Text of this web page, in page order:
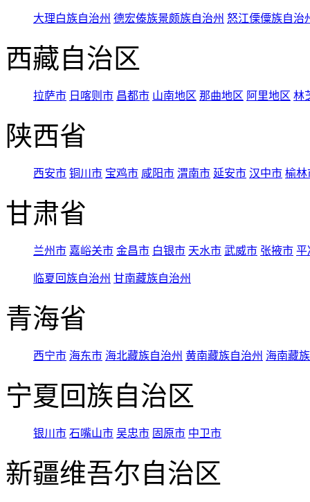
大理白族自治州 德宏傣族景颇族自治州 怒江傈僳族自治
西藏自治区
拉萨市 日喀则市 昌都市 山南地区 那曲地区 阿里地区 林
陕西省
西安市 铜川市 宝鸡市 咸阳市 渭南市 延安市 汉中市 榆林
甘肃省
兰州市 嘉峪关市 金昌市 白银市 天水市 武威市 张掖市 平
临夏回族自治州 甘南藏族自治州
青海省
西宁市 海东市 海北藏族自治州 黄南藏族自治州 海南藏
宁夏回族自治区
银川市 石嘴山市 吴忠市 固原市 中卫市
新疆维吾尔自治区